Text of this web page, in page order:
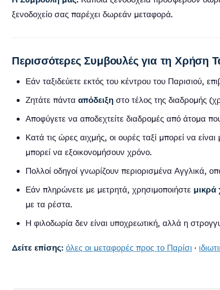
ξενοδοχείο σας παρέχει δωρεάν μεταφορά.
Περισσότερες Συμβουλές για τη Χρήση
Εάν ταξιδεύετε εκτός του κέντρου του Παρισιού,
Ζητάτε πάντα απόδειξη στο τέλος της διαδρομής
Αποφύγετε να αποδεχτείτε διαδρομές από άτομα
Κατά τις ώρες αιχμής, οι ουρές ταξί μπορεί να
μπορεί να εξοικονομήσουν χρόνο.
Πολλοί οδηγοί γνωρίζουν περιορισμένα Αγγλικά,
Εάν πληρώνετε με μετρητά, χρησιμοποιήστε μικρά
με τα ρέστα.
Η φιλοδωρία δεν είναι υποχρεωτική, αλλά η
Δείτε επίσης: όλες οι μεταφορές προς το Παρίσι ·